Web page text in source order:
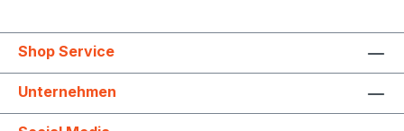
Shop Service
Unternehmen